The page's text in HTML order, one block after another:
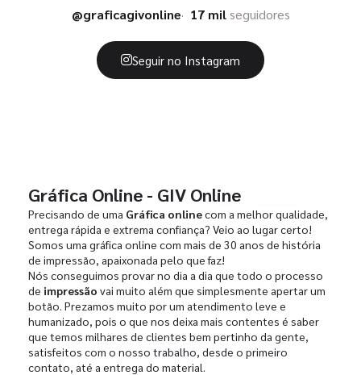
@graficagivonline
17 milseguidores
Seguir no Instagram
Gráfica Online - GIV Online
Precisando de uma Gráfica onlinecom a melhor qualidade,
entrega rápida e extrema confiança? Veio ao lugar certo!
Somos uma gráfica online com mais de 30 anos de história
de impressão, apaixonada pelo que faz!
Nós conseguimos provar no dia a dia que todo o processo
de impressão vai muito além que simplesmente apertar um
botão. Prezamos muito por um atendimento leve e
humanizado, pois o que nos deixa mais contentes é saber
que temos milhares de clientes bem pertinho da gente,
satisfeitos com o nosso trabalho, desde o primeiro
contato, até a entrega do material.